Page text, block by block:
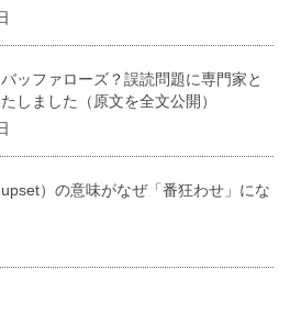
ッファローズ？誤読問題に専門家と
しました（原文を全文公開）
）の意味がなぜ「番狂わせ」にな